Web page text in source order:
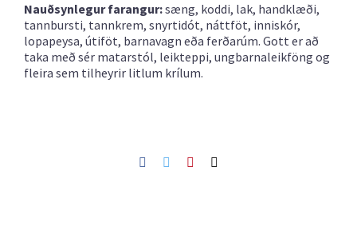
Nauðsynlegur farangur:sæng, koddi, lak, handklæði,
tannbursti, tannkrem, snyrtidót, náttföt, inniskór,
lopapeysa, útiföt, barnavagn eða ferðarúm. Gott er að
taka með sér matarstól, leikteppi, ungbarnaleikföng og
fleira sem tilheyrir litlum krílum.
Facebook
TwitterPinterest